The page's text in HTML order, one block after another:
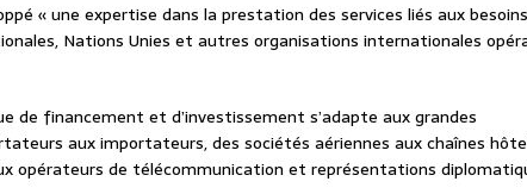
« une expertise dans la prestation des services liés aux
Nations Unies et autres organisations internationales
de financement et d’investissement s’adapte aux grandes
aux importateurs, des sociétés aériennes aux chaînes
opérateurs de télécommunication et représentations